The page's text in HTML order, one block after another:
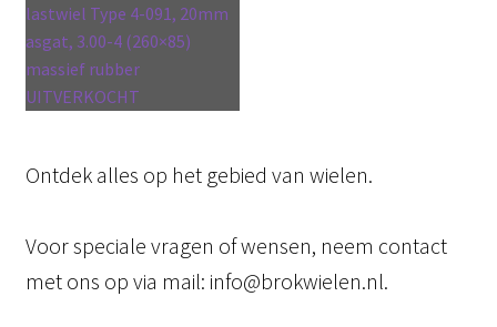
lastwiel Type 4-091, 20mm
asgat, 3.00-4 (260×85)
massief rubber
UITVERKOCHT
Ontdek alles op het gebied van wielen.
Voor speciale vragen of wensen, neem contact
met ons op via mail: info@brokwielen.nl.